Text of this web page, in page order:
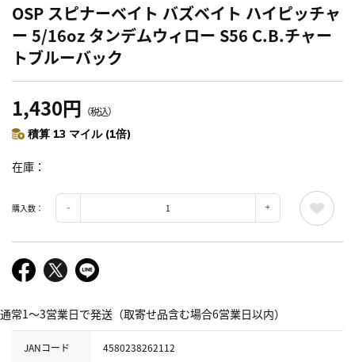
OSP スピナーベイト バズベイト ハイピッチャ
ー 5/16oz タンデムウィロー S56 C.B.チャー
トブルーバック
1,430円 （税込）
積算 13 マイル (1倍)
在庫
購入数：
通常1～3営業日で発送（取寄せ品含む場合6営業日以内）
JANコード 4580238262112